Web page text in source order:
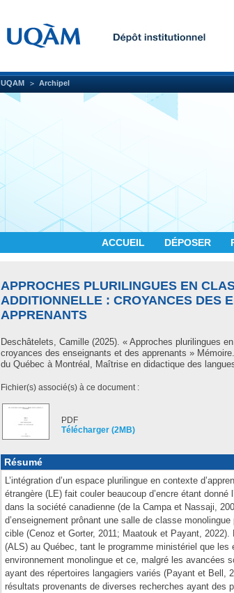
UQAM Archipel
ACCUEIL DÉPOSER
APPROCHES PLURILINGUES EN
ADDITIONNELLE : CROYANCES DES
APPRENANTS
Deschâtelets, Camille (2025). « Approches plurilingues
croyances des enseignants et des apprenants »
du Québec à Montréal, Maîtrise en didactique des
Fichier(s) associé(s) à ce document :
PDF
Télécharger (2MB)
Résumé
L’intégration d’un espace plurilingue en contexte
étrangère (LE) fait couler beaucoup d’encre étant donné
dans la société canadienne (de la Campa et Nassaji,
d’enseignement prônant une salle de classe
cible (Cenoz et Gorter, 2011; Maatouk et Payant, 2022).
(ALS) au Québec, tant le programme ministériel que les
environnement monolingue et ce, malgré les avancées
ayant des répertoires langagiers variés (Payant et Bell,
résultats provenants de diverses recherches ayant des